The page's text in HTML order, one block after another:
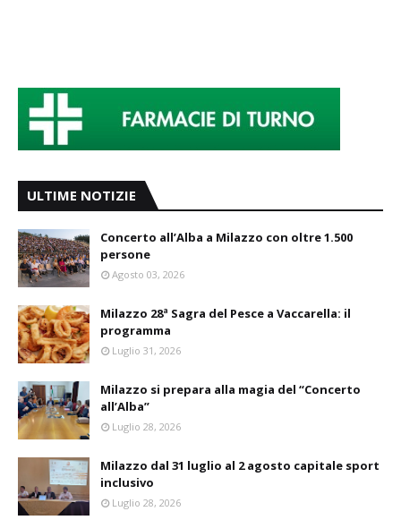
ULTIME NOTIZIE
Concerto all’Alba a Milazzo con oltre 1.500
persone
Agosto 03, 2026
Milazzo 28ª Sagra del Pesce a Vaccarella: il
programma
Luglio 31, 2026
Milazzo si prepara alla magia del “Concerto
all’Alba”
Luglio 28, 2026
Milazzo dal 31 luglio al 2 agosto capitale sport
inclusivo
Luglio 28, 2026